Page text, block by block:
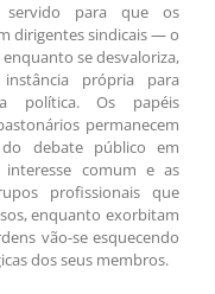
servido para que os
dirigentes sindicais — o
se desvaloriza,
própria para
política. Os papéis
permanecem
debate público em
comum e as
profissionais que
enquanto exorbitam
vão-se esquecendo
dos seus membros.